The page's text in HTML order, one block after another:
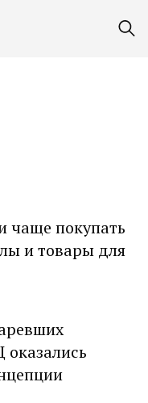
чаще покупать
и товары для
оказались